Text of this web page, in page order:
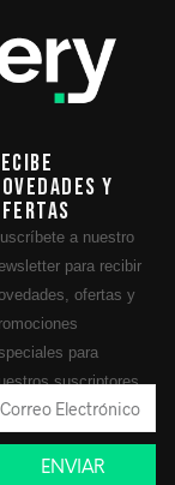
y
a nuestro
para recibir
ofertas y
para
suscriptores.
ENVIAR